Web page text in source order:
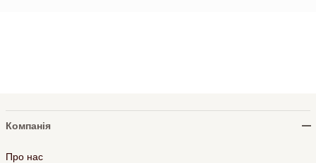
Компанія
Про нас